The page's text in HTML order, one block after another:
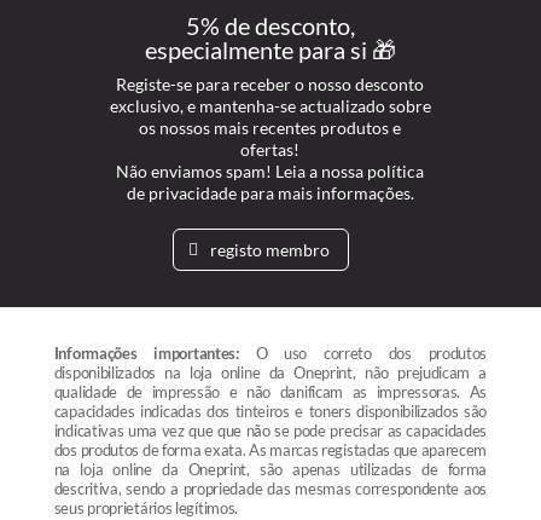
5% de desconto,
especialmente para si 🎁
Registe-se para receber o nosso desconto
exclusivo, e mantenha-se actualizado sobre
os nossos mais recentes produtos e
ofertas!
Não enviamos spam! Leia a nossa política
de privacidade para mais informações.
registo membro
Informações importantes: O uso correto dos produtos
disponibilizados na loja online da Oneprint, não prejudicam a
qualidade de impressão e não danificam as impressoras. As
capacidades indicadas dos tinteiros e toners disponibilizados são
indicativas uma vez que que não se pode precisar as capacidades
dos produtos de forma exata. As marcas registadas que aparecem
na loja online da Oneprint, são apenas utilizadas de forma
descritiva, sendo a propriedade das mesmas correspondente aos
seus proprietários legítimos.